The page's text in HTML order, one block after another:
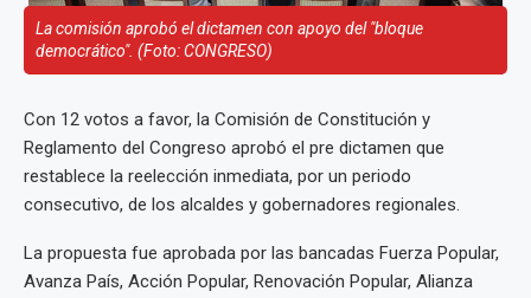
La comisión aprobó el dictamen con apoyo del "bloque
democrático". (Foto: CONGRESO)
Con 12 votos a favor, la Comisión de Constitución y
Reglamento del Congreso aprobó el pre dictamen que
restablece la reelección inmediata, por un periodo
consecutivo, de los alcaldes y gobernadores regionales.
La propuesta fue aprobada por las bancadas Fuerza Popular,
Avanza País, Acción Popular, Renovación Popular, Alianza